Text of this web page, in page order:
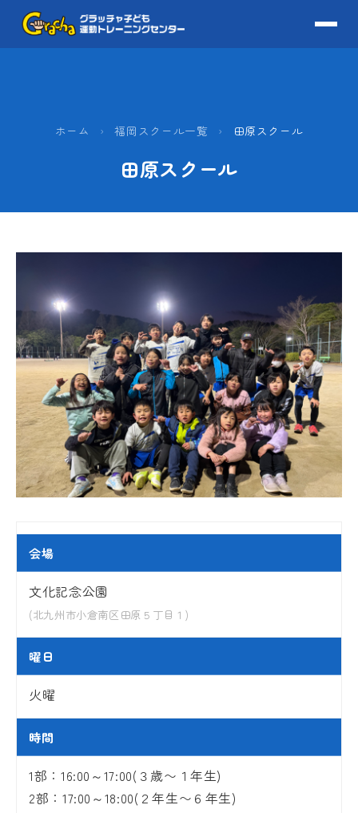
ホーム › 福岡スクール一覧 › 田原スクール
田原スクール
会場
文化記念公園
(北九州市小倉南区田原５丁目１)
曜日
火曜
時間
1部：16:00～17:00(３歳〜１年生)
2部：17:00～18:00(２年生〜６年生)